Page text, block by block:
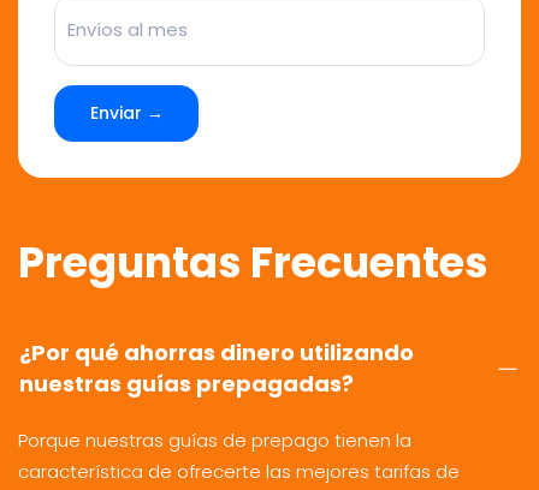
Enviar →
Preguntas Frecuentes
¿Por qué ahorras dinero utilizando
nuestras guías prepagadas?
Porque nuestras guías de prepago tienen la
característica de ofrecerte las mejores tarifas de